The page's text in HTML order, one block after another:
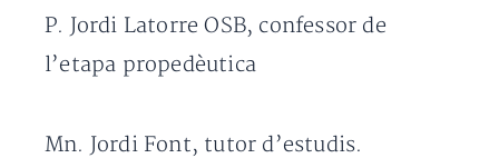
P. Jordi Latorre OSB, confessor de
l’etapa propedèutica
Mn. Jordi Font, tutor d’estudis.